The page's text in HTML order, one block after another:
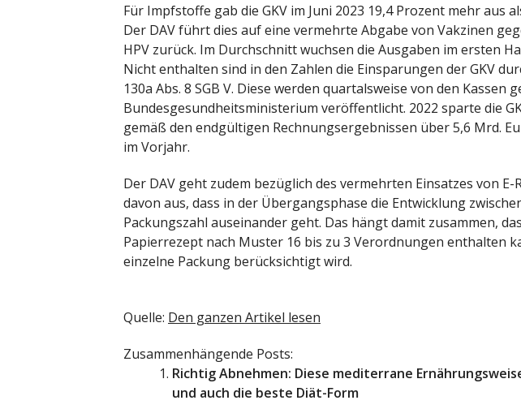
Für Impfstoffe gab die GKV im Juni 2023 19,4 Prozent mehr aus
Der DAV führt dies auf eine vermehrte Abgabe von Vakzinen
HPV zurück. Im Durchschnitt wuchsen die Ausgaben im ersten
Nicht enthalten sind in den Zahlen die Einsparungen der GKV
130a Abs. 8 SGB V. Diese werden quartalsweise von den Kassen
Bundesgesundheitsministerium veröffentlicht. 2022 sparte die
gemäß den endgültigen Rechnungsergebnissen über 5,6 Mrd.
im Vorjahr.
Der DAV geht zudem bezüglich des vermehrten Einsatzes von
davon aus, dass in der Übergangsphase die Entwicklung
Packungszahl auseinander geht. Das hängt damit zusammen,
Papierrezept nach Muster 16 bis zu 3 Verordnungen enthalten
einzelne Packung berücksichtigt wird.
Quelle: Den ganzen Artikel lesen
Zusammenhängende Posts:
Richtig Abnehmen: Diese mediterrane
und auch die beste Diät-Form